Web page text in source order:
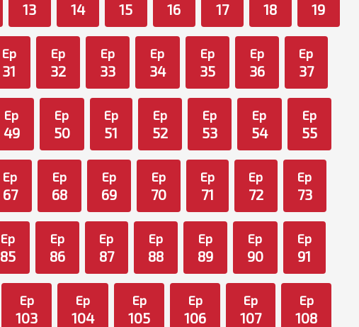
13 14 15 16 17 18 19
Ep
31
Ep
32
Ep
33
Ep
34
Ep
35
Ep
36
Ep
37
Ep
49
Ep
50
Ep
51
Ep
52
Ep
53
Ep
54
Ep
55
Ep
67
Ep
68
Ep
69
Ep
70
Ep
71
Ep
72
Ep
73
Ep
85
Ep
86
Ep
87
Ep
88
Ep
89
Ep
90
Ep
91
Ep
103
Ep
104
Ep
105
Ep
106
Ep
107
Ep
108